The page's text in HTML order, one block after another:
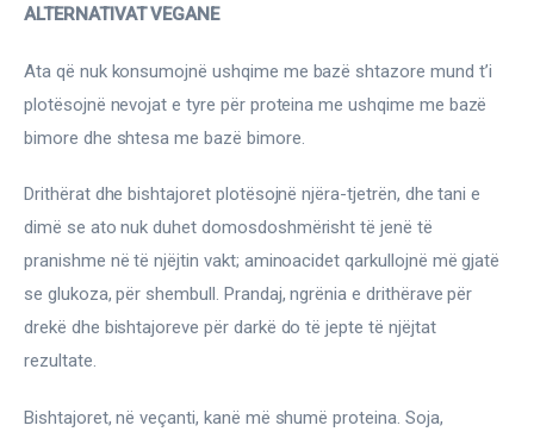
ALTERNATIVAT VEGANE
Ata që nuk konsumojnë ushqime me bazë shtazore mund t’i
plotësojnë nevojat e tyre për proteina me ushqime me bazë
bimore dhe shtesa me bazë bimore.
Drithërat dhe bishtajoret plotësojnë njëra-tjetrën, dhe tani e
dimë se ato nuk duhet domosdoshmërisht të jenë të
pranishme në të njëjtin vakt; aminoacidet qarkullojnë më gjatë
se glukoza, për shembull. Prandaj, ngrënia e drithërave për
drekë dhe bishtajoreve për darkë do të jepte të njëjtat
rezultate.
Bishtajoret, në veçanti, kanë më shumë proteina. Soja,